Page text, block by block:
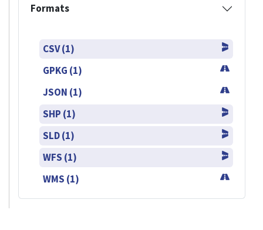
Formats
CSV (1)
GPKG (1)
JSON (1)
SHP (1)
SLD (1)
WFS (1)
WMS (1)